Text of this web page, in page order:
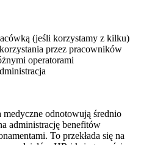
(jeśli korzystamy z kilku)
przez pracowników
operatorami
odnotowują średnio
administrację benefitów
To przekłada się na